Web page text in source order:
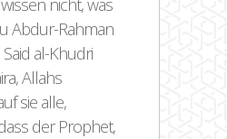
nicht, was
Abdur-Rahman
al-Khudri
Allahs
sie alle,
der Prophet,